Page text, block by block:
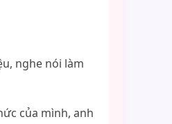
nghe nói làm
của mình, anh